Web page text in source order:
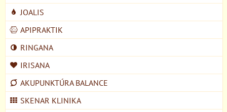
JOALIS
APIPRAKTIK
RINGANA
IRISANA
AKUPUNKTÚRA BALANCE
SKENAR KLINIKA